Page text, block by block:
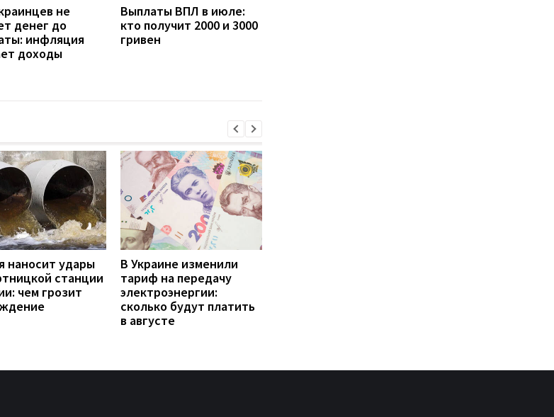
не
денег до
инфляция
доходы
Выплаты ВПЛ в июле:
кто получит 2000 и 3000
гривен
наносит удары
станции
чем грозит
В Украине изменили
тариф на передачу
электроэнергии:
сколько будут платить
в августе